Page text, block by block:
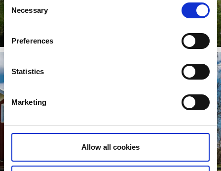
Selection
Necessary
Preferences
Statistics
Marketing
Allow all cookies
Läs mer